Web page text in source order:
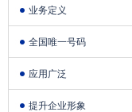
业务定义
全国唯一号码
应用广泛
提升企业形象